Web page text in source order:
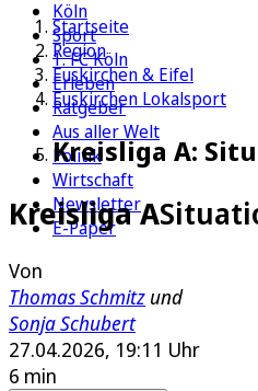
Köln
Sport
1. FC Köln
Erleben
Ratgeber
Aus aller Welt
Politik
Wirtschaft
Newsletter
E-Paper
Startseite
Region
Euskirchen & Eifel
Euskirchen Lokalsport
Kreisliga A:
Kreisliga A
Von
Thomas Schmitz und
Sonja Schubert
27.04.2026, 19:11 Uhr
6 min